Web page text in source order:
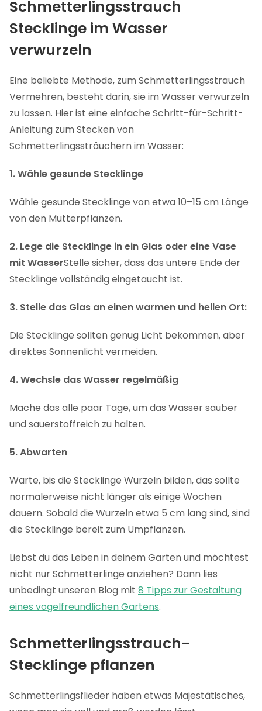
Schmetterlingsstrauch
Stecklinge im Wasser
verwurzeln
Eine beliebte Methode, zum Schmetterlingsstrauch
Vermehren, besteht darin, sie im Wasser verwurzeln
zu lassen. Hier ist eine einfache Schritt-für-Schritt-
Anleitung zum Stecken von
Schmetterlingssträuchern im Wasser:
1. Wähle gesunde Stecklinge
Wähle gesunde Stecklinge von etwa 10–15 cm Länge
von den Mutterpflanzen.
2. Lege die Stecklinge in ein Glas oder eine Vase
mit WasserStelle sicher, dass das untere Ende der
Stecklinge vollständig eingetaucht ist.
3. Stelle das Glas an einen warmen und hellen Ort:
Die Stecklinge sollten genug Licht bekommen, aber
direktes Sonnenlicht vermeiden.
4. Wechsle das Wasser regelmäßig
Mache das alle paar Tage, um das Wasser sauber
und sauerstoffreich zu halten.
5. Abwarten
Warte, bis die Stecklinge Wurzeln bilden, das sollte
normalerweise nicht länger als einige Wochen
dauern. Sobald die Wurzeln etwa 5 cm lang sind, sind
die Stecklinge bereit zum Umpflanzen.
Liebst du das Leben in deinem Garten und möchtest
nicht nur Schmetterlinge anziehen? Dann lies
unbedingt unseren Blog mit 8 Tipps zur Gestaltung
eines vogelfreundlichen Gartens.
Schmetterlingsstrauch-
Stecklinge pflanzen
Schmetterlingsflieder haben etwas Majestätisches,